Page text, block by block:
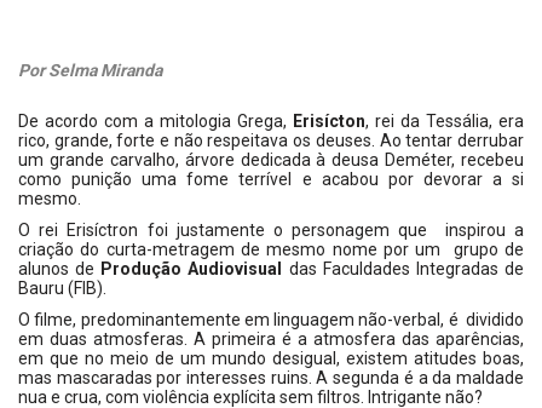
Por Selma Miranda
De acordo com a mitologia Grega, Erisícton, rei da Tessália, era
rico, grande, forte e não respeitava os deuses. Ao tentar derrubar
um grande carvalho, árvore dedicada à deusa Deméter, recebeu
como punição uma fome terrível e acabou por devorar a si
mesmo.
O rei Erisíctron foi justamente o personagem que inspirou a
criação do curta-metragem de mesmo nome por um grupo de
alunos de Produção Audiovisual
das Faculdades Integradas de
Bauru (FIB).
O filme, predominantemente em linguagem não-verbal, é dividido
em duas atmosferas. A primeira é a atmosfera das aparências,
em que no meio de um mundo desigual, existem atitudes boas,
mas mascaradas por interesses ruins. A segunda é a da maldade
nua e crua, com violência explícita sem filtros. Intrigante não?